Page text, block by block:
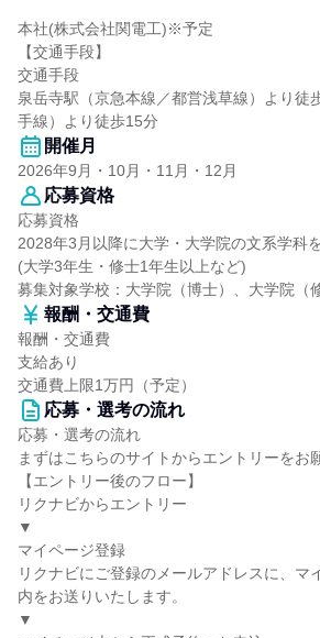
本社(株式会社関電工)※予定
【交通手段】
交通手段
泉岳寺駅（京急本線／都営浅草線）より徒
手線）より徒歩15分
開催月
2026年9月・10月・11月・12月
応募資格
応募資格
2028年3月以降に大学・大学院の文系学科
(大学3年生・修士1年生以上など)
募集対象学校：大学院（博士）、大学院（
報酬・交通費
報酬・交通費
支給あり
交通費上限1万円（予定）
応募・選考の流れ
応募・選考の流れ
まずはこちらのサイトからエントリーをお
【エントリー後のフロー】
リクナビからエントリー
▼
マイページ登録
リクナビにご登録のメールアドレスに、マ
内をお送りいたします。
▼